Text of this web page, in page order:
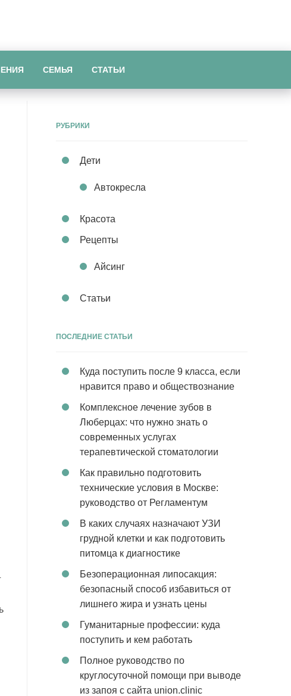
СЕМЬЯ СТАТЬИ
РУБРИКИ
Дети
Автокресла
Красота
Рецепты
Айсинг
Статьи
ПОСЛЕДНИЕ СТАТЬИ
Куда поступить после 9 класса, если
нравится право и обществознание
Комплексное лечение зубов в
Люберцах: что нужно знать о
современных услугах
терапевтической стоматологии
Как правильно подготовить
технические условия в Москве:
руководство от Регламентум
В каких случаях назначают УЗИ
грудной клетки и как подготовить
питомца к диагностике
Безоперационная липосакция:
безопасный способ избавиться от
лишнего жира и узнать цены
Гуманитарные профессии: куда
поступить и кем работать
Полное руководство по
круглосуточной помощи при выводе
из запоя с сайта union.clinic